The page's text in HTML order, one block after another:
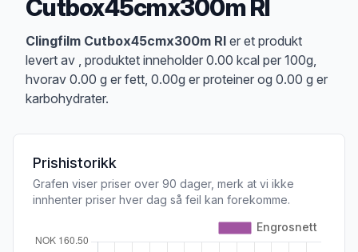
Cutbox45cmx300m Rl
Produktbeskrivelse
Clingfilm Cutbox45cmx300m Rl er et produkt
levert av , produktet inneholder 0.00 kcal per 100g,
hvorav 0.00 g er fett, 0.00g er proteiner og 0.00 g er
karbohydrater.
Prishistorikk
Grafen viser priser over 90 dager, merk at vi ikke
innhenter priser hver dag så feil kan forekomme.